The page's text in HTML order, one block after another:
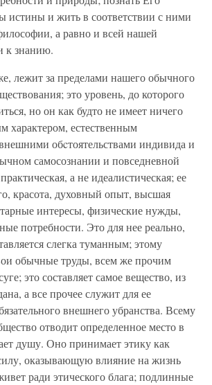
истины и жить в соответствии с ними
а равно и всей нашей
к знанию.
лежит за пределами нашего обычного
это уровень, до которого
но он как будто не имеет ничего
характером, естественным
обcтоятельствами индивида и
самосознании и повседневной
а не идеалистическая; ее
красота, духовный опыт, высшая
интересы, физические нужды,
потребности. Это для нее реально,
слегка туманным; этому
обычные труды, всем же прочим
это составляет самое вещество, из
а все прочее служит для ее
внешнего убранства. Всему
отводит определенное место в
душу. Оно принимает этику как
оказывающую влияние на жизнь
ради этического блага; подлинные